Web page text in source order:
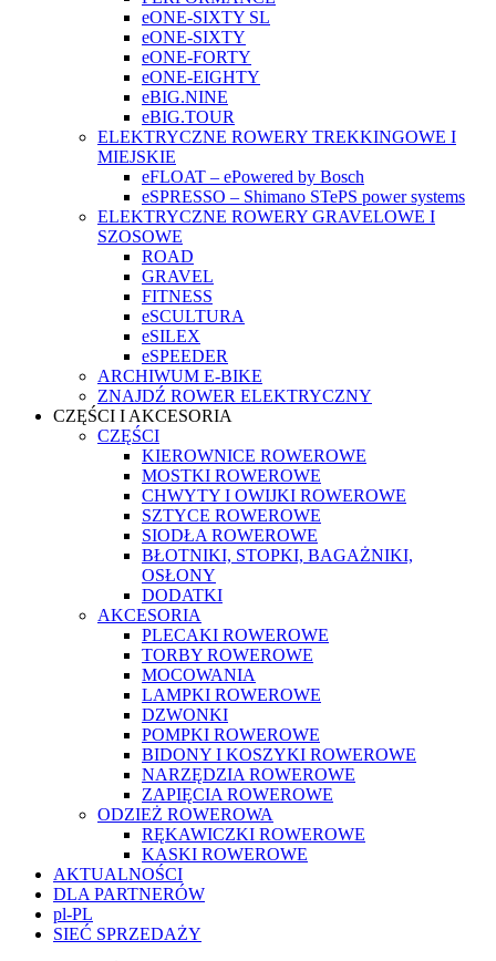
eONE-SIXTY SL
eONE-SIXTY
eONE-FORTY
eONE-EIGHTY
eBIG.NINE
eBIG.TOUR
ELEKTRYCZNE ROWERY TREKKINGOWE I
MIEJSKIE
eFLOAT – ePowered by Bosch
eSPRESSO – Shimano STePS power systems
ELEKTRYCZNE ROWERY GRAVELOWE I
SZOSOWE
ROAD
GRAVEL
FITNESS
eSCULTURA
eSILEX
eSPEEDER
ARCHIWUM E-BIKE
ZNAJDŹ ROWER ELEKTRYCZNY
CZĘŚCI I AKCESORIA
CZĘŚCI
KIEROWNICE ROWEROWE
MOSTKI ROWEROWE
CHWYTY I OWIJKI ROWEROWE
SZTYCE ROWEROWE
SIODŁA ROWEROWE
BŁOTNIKI, STOPKI, BAGAŻNIKI,
OSŁONY
DODATKI
AKCESORIA
PLECAKI ROWEROWE
TORBY ROWEROWE
MOCOWANIA
LAMPKI ROWEROWE
DZWONKI
POMPKI ROWEROWE
BIDONY I KOSZYKI ROWEROWE
NARZĘDZIA ROWEROWE
ZAPIĘCIA ROWEROWE
ODZIEŻ ROWEROWA
RĘKAWICZKI ROWEROWE
KASKI ROWEROWE
AKTUALNOŚCI
DLA PARTNERÓW
pl-PL
SIEĆ SPRZEDAŻY